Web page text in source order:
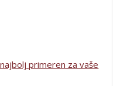
primeren za vaše